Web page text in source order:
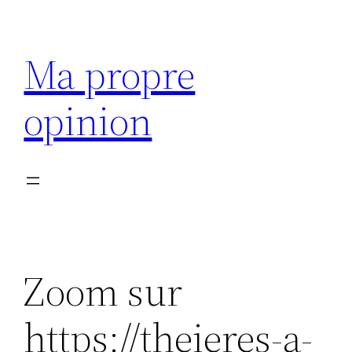
contenu
Ma propre
opinion
Zoom sur
https://theieres-a-